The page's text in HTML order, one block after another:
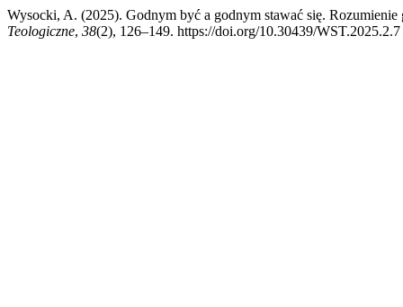
Wysocki, A. (2025). Godnym być a godnym stawać się.
Teologiczne, 38(2), 126–149. https://doi.org/10.30439/WST.2025.2.7